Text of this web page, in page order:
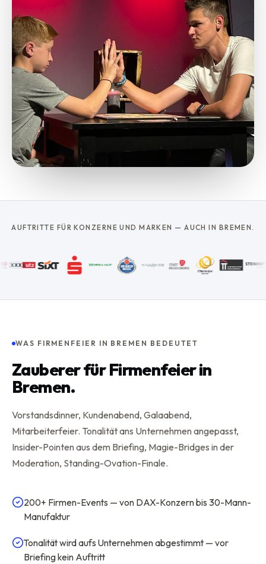
AUFTRITTE FÜR KONZERNE UND MARKEN — AUCH IN BREMEN.
WAS FIRMENFEIER IN BREMEN BEDEUTET
Zauberer für Firmenfeier in
Bremen.
Vorstandsdinner, Kundenabend, Galaabend,
Mitarbeiterfeier. Tonalität ans Unternehmen angepasst,
Insider-Pointen aus dem Briefing, Magie-Bridges in der
Moderation, Standing-Ovation-Finale.
200+ Firmen-Events — von DAX-Konzern bis 30-Mann-
Manufaktur
Tonalität wird aufs Unternehmen abgestimmt — vor
Briefing kein Auftritt